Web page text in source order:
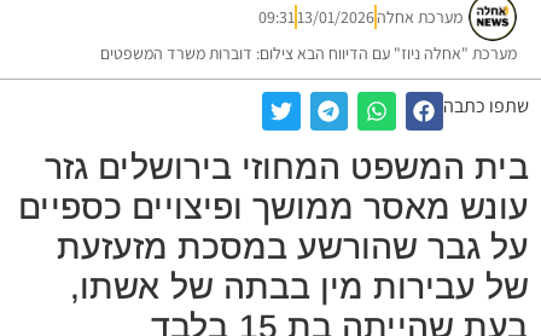
מערכת אחלה13/01/2026
09:31
מערכת "אחלה ניוז" עם הדיווח הבא צילום: דוברות משרד המשפטים
שתפו כתבה
בית המשפט המחוזי בירושלים גזר
עונש מאסר ממושך ופיצויים כספיים
על גבר שהורשע במסכת מזעזעת
של עבירות מין בבתה של אשתו,
בעת שהייתה בת 15 בלבד